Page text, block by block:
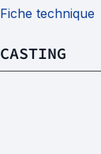
Fiche technique
CASTING